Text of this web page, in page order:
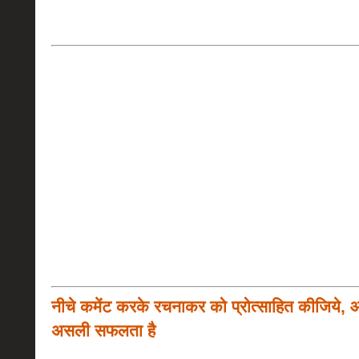
नीचे कमेंट करके रचनाकर को प्रोत्साहित कीजिये,
असली सफलता है